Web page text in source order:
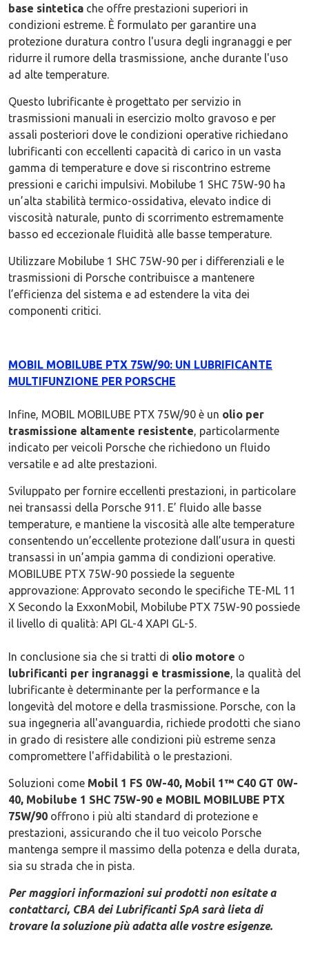
base sintetica che offre prestazioni superiori in
condizioni estreme. È formulato per garantire una
protezione duratura contro l'usura degli ingranaggi e per
ridurre il rumore della trasmissione, anche durante l'uso
ad alte temperature.
Questo lubrificante è progettato per servizio in
trasmissioni manuali in esercizio molto gravoso e per
assali posteriori dove le condizioni operative richiedano
lubrificanti con eccellenti capacità di carico in un vasta
gamma di temperature e dove si riscontrino estreme
pressioni e carichi impulsivi. Mobilube 1 SHC 75W-90 ha
un’alta stabilità termico-ossidativa, elevato indice di
viscosità naturale, punto di scorrimento estremamente
basso ed eccezionale fluidità alle basse temperature.
Utilizzare Mobilube 1 SHC 75W-90 per i differenziali e le
trasmissioni di Porsche contribuisce a mantenere
l’efficienza del sistema e ad estendere la vita dei
componenti critici.
MOBIL MOBILUBE PTX 75W/90: UN LUBRIFICANTE
MULTIFUNZIONE PER PORSCHE
Infine, MOBIL MOBILUBE PTX 75W/90 è un olio per
trasmissione altamente resistente, particolarmente
indicato per veicoli Porsche che richiedono un fluido
versatile e ad alte prestazioni.
Sviluppato per fornire eccellenti prestazioni, in particolare
nei transassi della Porsche 911. E’ fluido alle basse
temperature, e mantiene la viscosità alle alte temperature
consentendo un’eccellente protezione dall’usura in questi
transassi in un’ampia gamma di condizioni operative.
MOBILUBE PTX 75W-90 possiede la seguente
approvazione: Approvato secondo le specifiche TE-ML 11
X Secondo la ExxonMobil, Mobilube PTX 75W-90 possiede
il livello di qualità: API GL-4 XAPI GL-5.
In conclusione sia che si tratti di olio motore o
lubrificanti per ingranaggi e trasmissione, la qualità del
lubrificante è determinante per la performance e la
longevità del motore e della trasmissione. Porsche, con la
sua ingegneria all'avanguardia, richiede prodotti che siano
in grado di resistere alle condizioni più estreme senza
compromettere l'affidabilità o le prestazioni.
Soluzioni come Mobil 1 FS 0W-40, Mobil 1™ C40 GT 0W-
40, Mobilube 1 SHC 75W-90 e MOBIL MOBILUBE PTX
75W/90 offrono i più alti standard di protezione e
prestazioni, assicurando che il tuo veicolo Porsche
mantenga sempre il massimo della potenza e della durata,
sia su strada che in pista.
Per maggiori informazioni sui prodotti non esitate a
contattarci, CBA dei Lubrificanti SpA sarà lieta di
trovare la soluzione più adatta alle vostre esigenze.